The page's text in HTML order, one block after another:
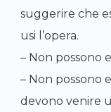
suggerire che
usi l’opera.
– Non possono
– Non possono
devono venire